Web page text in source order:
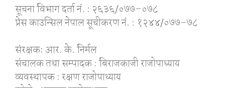
सूचना विभाग दर्ता नं. : २६३६/०७७–०७८
प्रेस काउन्सिल नेपाल सूचीकरण नं. : १२४४/०७७–७८
संरक्षकः आर. के. निर्मल
संचालक तथा सम्पादक : बिराजकाजी राजोपाध्याय
व्यवस्थापक : रक्षण राजोपाध्याय